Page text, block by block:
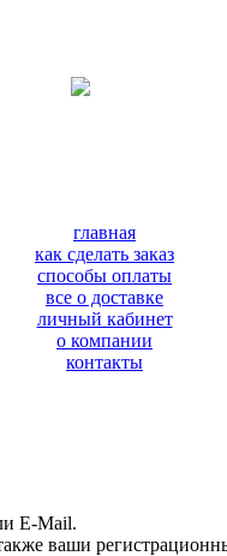
главная
как сделать заказ
способы оплаты
все о доставке
личный кабинет
о компании
контакты
E-Mail.
ваши